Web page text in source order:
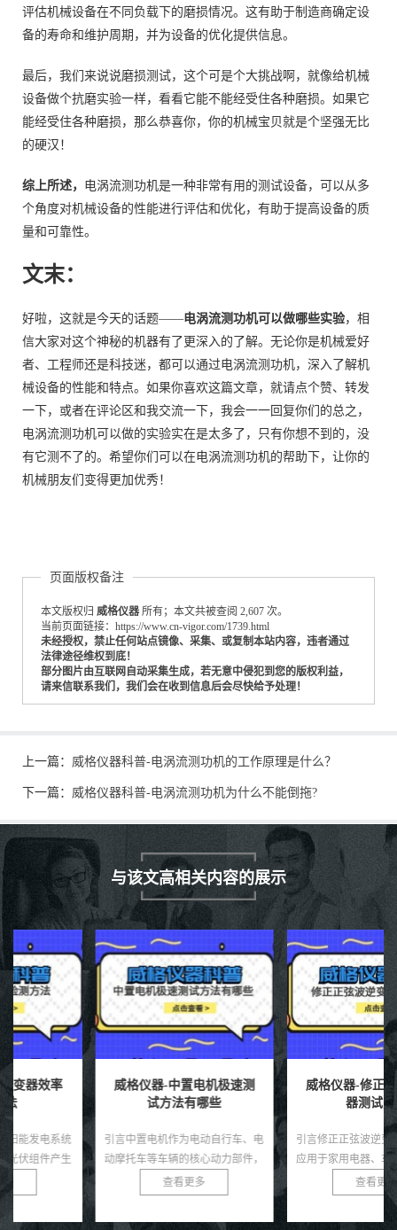
评估机械设备在不同负载下的磨损情况。这有助于制造商确定设
备的寿命和维护周期，并为设备的优化提供信息。
最后，我们来说说磨损测试，这个可是个大挑战啊，就像给机械
设备做个抗磨实验一样，看看它能不能经受住各种磨损。如果它
能经受住各种磨损，那么恭喜你，你的机械宝贝就是个坚强无比
的硬汉！
综上所述，
电涡流测功机是一种非常有用的测试设备，可以从多
个角度对机械设备的性能进行评估和优化，有助于提高设备的质
量和可靠性。
文末：
好啦，这就是今天的话题—— 电涡流测功机可以做哪些实验，相
信大家对这个神秘的机器有了更深入的了解。无论你是机械爱好
者、工程师还是科技迷，都可以通过电涡流测功机，深入了解机
械设备的性能和特点。如果你喜欢这篇文章，就请点个赞、转发
一下，或者在评论区和我交流一下，我会一一回复你们的总之，
电涡流测功机可以做的实验实在是太多了，只有你想不到的，没
有它测不了的。希望你们可以在电涡流测功机的帮助下，让你的
机械朋友们变得更加优秀！
页面版权备注
本文版权归 威格仪器 所有；本文共被查阅 2,607 次。
当前页面链接：https://www.cn-vigor.com/1739.html
未经授权，禁止任何站点镜像、采集、或复制本站内容，违者通过
法律途径维权到底！
部分图片由互联网自动采集生成，若无意中侵犯到您的版权利益，
请来信联系我们，我们会在收到信息后会尽快给予处理！
上一篇： 威格仪器科普-电涡流测功机的工作原理是什么？
下一篇： 威格仪器科普-电涡流测功机为什么不能倒拖?
与该文高相关内容的展示
威格仪器-中置电机极速测
试方法有哪些
引言中置电机作为电动自行车、电
动摩托车等车辆的核心动力部件，
因其高效的动力传输和优化的重心
分布而备受青睐。在高性能应用场
威格仪器-修正正弦波逆变
引言修正正弦波逆变器是一种广泛
应用于家用电器、车载电源和小型
太阳能系统中的电力转换设备，相
较于纯正弦波逆变器，其成本较低